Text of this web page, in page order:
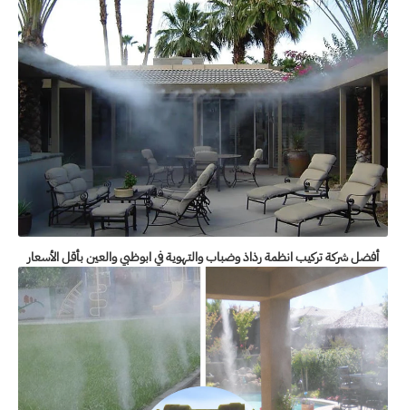
أفضل شركة تركيب انظمة رذاذ وضباب والتهوية في ابوظبي والعين بأقل الأسعار